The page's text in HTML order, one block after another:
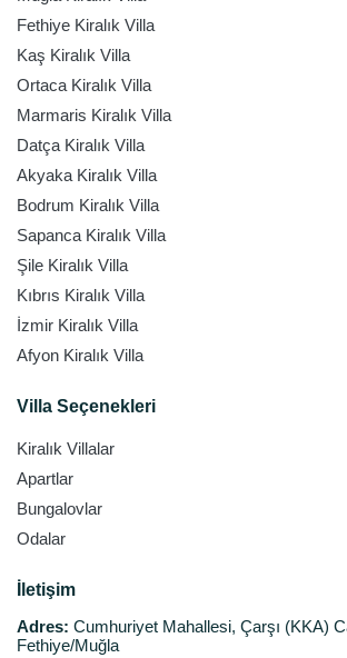
Fethiye Kiralık Villa
Kaş Kiralık Villa
Ortaca Kiralık Villa
Marmaris Kiralık Villa
Datça Kiralık Villa
Akyaka Kiralık Villa
Bodrum Kiralık Villa
Sapanca Kiralık Villa
Şile Kiralık Villa
Kıbrıs Kiralık Villa
İzmir Kiralık Villa
Afyon Kiralık Villa
Villa Seçenekleri
Kiralık Villalar
Apartlar
Bungalovlar
Odalar
İletişim
Adres: Cumhuriyet Mahallesi, Çarşı (KKA)
Fethiye/Muğla